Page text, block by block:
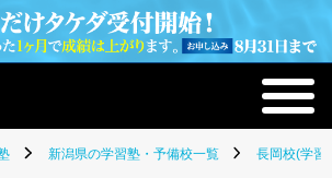
新潟県の学習塾・予備校一覧 長岡校(学習